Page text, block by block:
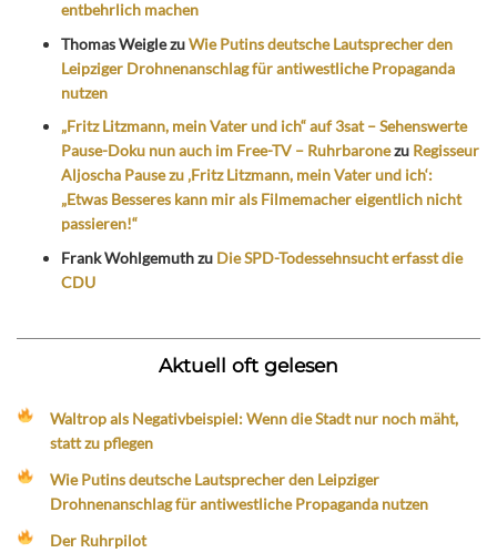
entbehrlich machen
Thomas WeiglezuWie Putins deutsche Lautsprecher den
Leipziger Drohnenanschlag für antiwestliche Propaganda
nutzen
„Fritz Litzmann, mein Vater und ich“ auf 3sat – Sehenswerte
Pause-Doku nun auch im Free-TV – Ruhrbaronezu Regisseur
Aljoscha Pause zu ‚Fritz Litzmann, mein Vater und ich‘:
„Etwas Besseres kann mir als Filmemacher eigentlich nicht
passieren!“
Frank Wohlgemuthzu Die SPD-Todessehnsucht erfasst die
CDU
Aktuell oft gelesen
Waltrop als Negativbeispiel: Wenn die Stadt nur noch mäht,
statt zu pflegen
Wie Putins deutsche Lautsprecher den Leipziger
Drohnenanschlag für antiwestliche Propaganda nutzen
Der Ruhrpilot